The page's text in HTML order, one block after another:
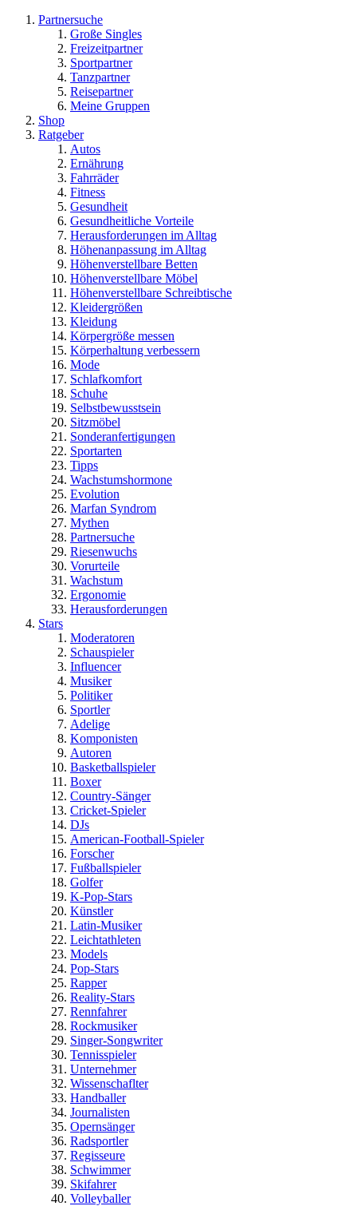
Partnersuche
Große Singles
Freizeitpartner
Sportpartner
Tanzpartner
Reisepartner
Meine Gruppen
Shop
Ratgeber
Autos
Ernährung
Fahrräder
Fitness
Gesundheit
Gesundheitliche Vorteile
Herausforderungen im Alltag
Höhenanpassung im Alltag
Höhenverstellbare Betten
Höhenverstellbare Möbel
Höhenverstellbare Schreibtische
Kleidergrößen
Kleidung
Körpergröße messen
Körperhaltung verbessern
Mode
Schlafkomfort
Schuhe
Selbstbewusstsein
Sitzmöbel
Sonderanfertigungen
Sportarten
Tipps
Wachstumshormone
Evolution
Marfan Syndrom
Mythen
Partnersuche
Riesenwuchs
Vorurteile
Wachstum
Ergonomie
Herausforderungen
Stars
Moderatoren
Schauspieler
Influencer
Musiker
Politiker
Sportler
Adelige
Komponisten
Autoren
Basketballspieler
Boxer
Country-Sänger
Cricket-Spieler
DJs
American-Football-Spieler
Forscher
Fußballspieler
Golfer
K-Pop-Stars
Künstler
Latin-Musiker
Leichtathleten
Models
Pop-Stars
Rapper
Reality-Stars
Rennfahrer
Rockmusiker
Singer-Songwriter
Tennisspieler
Unternehmer
Wissenschaflter
Handballer
Journalisten
Opernsänger
Radsportler
Regisseure
Schwimmer
Skifahrer
Volleyballer